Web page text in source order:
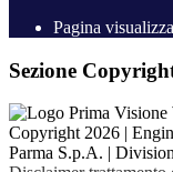
Pagina
Sezione
Copyright 2026 |
Parma S.p.A. |